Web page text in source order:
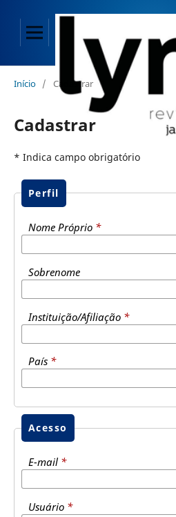
Início / Cadastrar
Cadastrar
* Indica campo obrigatório
Perfil
Nome Próprio *
Sobrenome
Instituição/Afiliação *
País *
Acesso
E-mail *
Usuário *